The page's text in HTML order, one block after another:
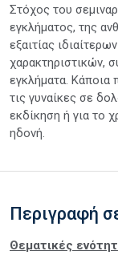
Στόχος του
εγκλήματος, της
εξαιτίας
χαρακτηριστικών,
εγκλήματα.
τις γυναίκες σε
εκδίκηση ή για το
ηδονή.
Περιγραφή
Θεματικές